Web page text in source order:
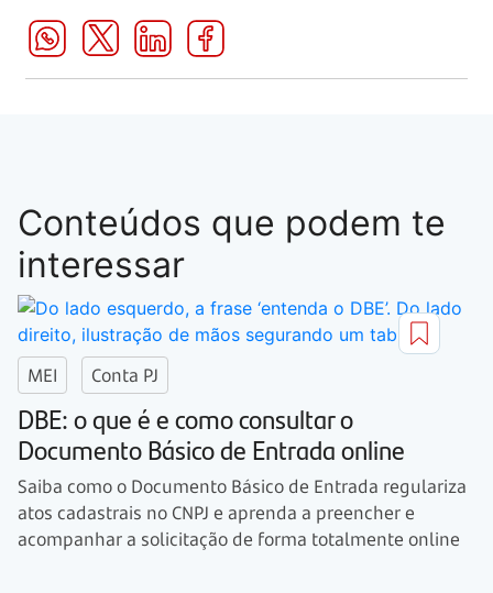
Conteúdos que podem te
interessar
MEI Conta PJ
DBE: o que é e como consultar o
Documento Básico de Entrada online
Saiba como o Documento Básico de Entrada regulariza
atos cadastrais no CNPJ e aprenda a preencher e
acompanhar a solicitação de forma totalmente online